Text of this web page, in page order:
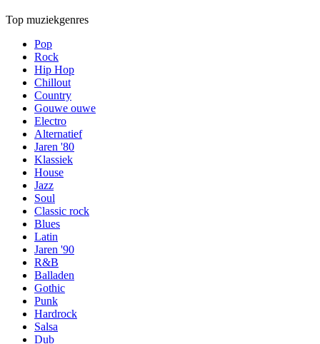
Top muziekgenres
Pop
Rock
Hip Hop
Chillout
Country
Gouwe ouwe
Electro
Alternatief
Jaren '80
Klassiek
House
Jazz
Soul
Classic rock
Blues
Latin
Jaren '90
R&B
Balladen
Gothic
Punk
Hardrock
Salsa
Dub